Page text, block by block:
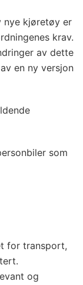
nye kjøretøy er
krav.
av dette
en ny versjon
som
for transport,
og